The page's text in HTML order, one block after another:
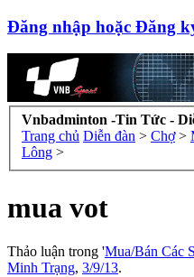
Đăng nhập hoặc Đăng
Vnbadminton -Tin Tức -
Trang chủ Diễn đàn > Chợ >
Lông >
mua vot
Thảo luận trong 'Mua/Bán Các
Minh Trạng, 3/9/13.